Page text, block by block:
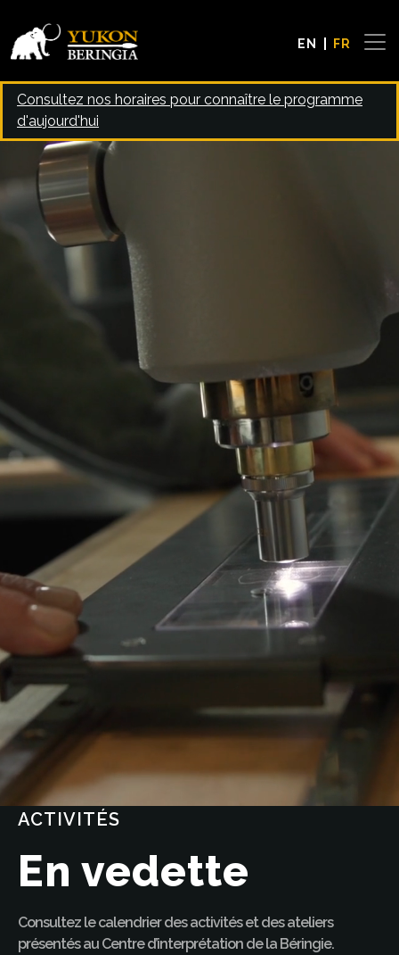
EN FR
Consultez nos horaires pour connaître le programme
d'aujourd'hui
Video file
ACTIVITÉS
En vedette
Consultez le calendrier des activités et des ateliers
présentés au Centre d’interprétation de la Béringie.